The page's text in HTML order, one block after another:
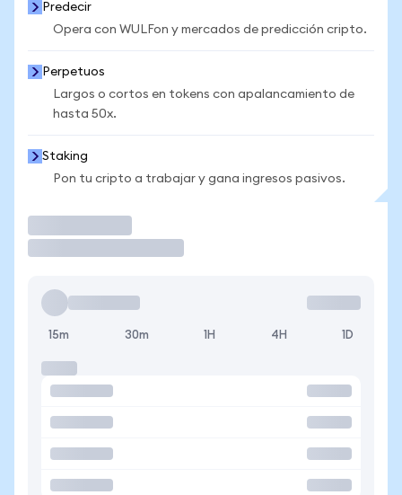
Predecir
Opera con WULFon y mercados de predicción cripto.
Perpetuos
Largos o cortos en tokens con apalancamiento de
hasta 50x.
Staking
Pon tu cripto a trabajar y gana ingresos pasivos.
15m 30m 1H 4H 1D